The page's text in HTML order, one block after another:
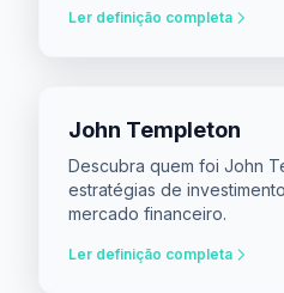
Ler definição completa
John Templeton
Descubra quem foi John
estratégias de
mercado financeiro.
Ler definição completa